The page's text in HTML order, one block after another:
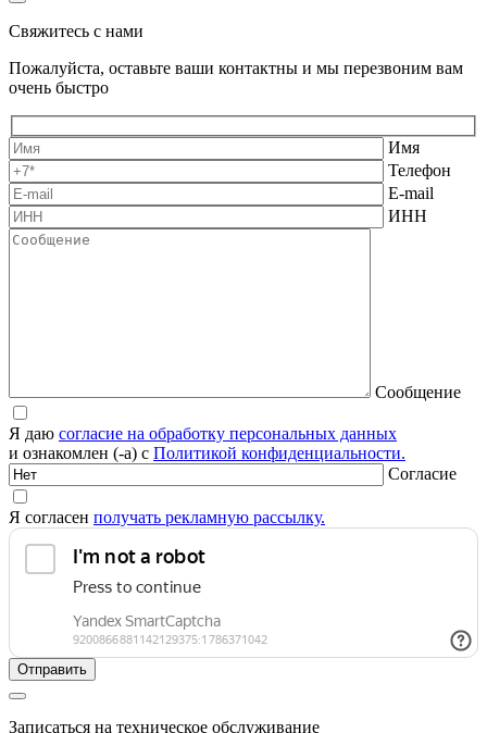
Свяжитесь с нами
Пожалуйста, оставьте ваши контактны и мы перезвоним вам
очень быстро
Имя
Телефон
E-mail
ИНН
Сообщение
Я даю согласие на обработку персональных данных
и ознакомлен (-а) с Политикой конфиденциальности.
Согласие
Я согласен получать рекламную рассылку.
Записаться на техническое обслуживание